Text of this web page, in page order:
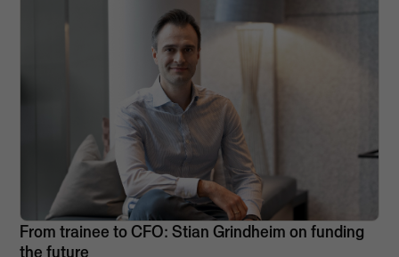
From trainee to CFO: Stian Grindheim on funding
the future